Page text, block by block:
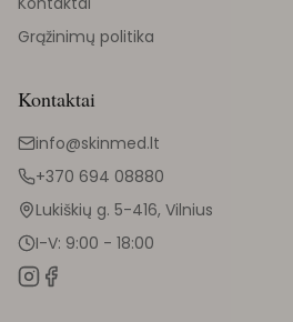
Grąžinimų politika
Kontaktai
info@skinmed.lt
+370 694 08880
Lukiškių g. 5-416, Vilnius
I-V: 9:00 - 18:00